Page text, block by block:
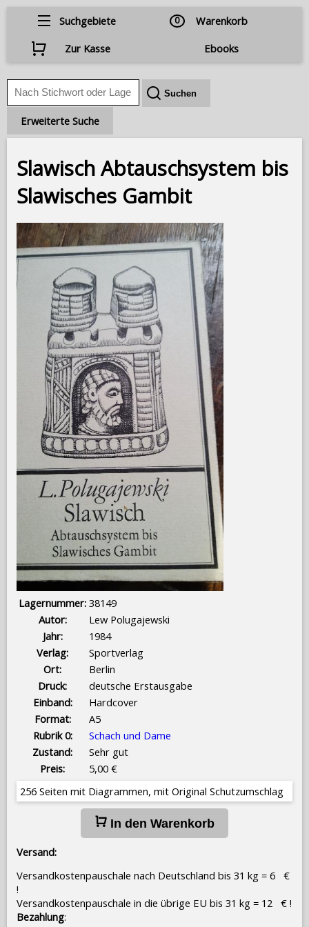
Suchgebiete 0
Warenkorb
Zur Kasse
Ebooks
Erweiterte Suche
Slawisch Abtauschsystem bis
Slawisches Gambit
Lagernummer: 38149
Autor:
Lew Polugajewski
Jahr:
1984
Verlag:
Sportverlag
Ort:
Berlin
Druck:
deutsche Erstausgabe
Einband:
Hardcover
Format:
A5
Rubrik 0:
Schach und Dame
Zustand:
Sehr gut
Preis:
5,00 €
256 Seiten mit Diagrammen, mit Original Schutzumschlag
In den Warenkorb
Versand:
Versandkostenpauschale nach Deutschland bis 31 kg = 6 €
!
Versandkostenpauschale in die übrige EU bis 31 kg = 12 € !
Bezahlung: